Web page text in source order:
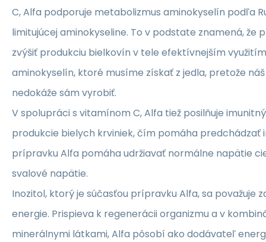
C, Alfa podporuje metabolizmus aminokyselín podľa
limitujúcej aminokyseline. To v podstate znamená, že
zvýšiť produkciu bielkovín v tele efektívnejším
aminokyselín, ktoré musíme získať z jedla, pretože
nedokáže sám vyrobiť.
V spolupráci s vitamínom C, Alfa tiež posilňuje
produkcie bielych krviniek, čím pomáha predchádzať
prípravku Alfa pomáha udržiavať normálne napätie
svalové napätie.
Inozitol, ktorý je súčasťou prípravku Alfa, sa považuje
energie. Prispieva k regenerácii organizmu a v
minerálnymi látkami, Alfa pôsobí ako dodávateľ